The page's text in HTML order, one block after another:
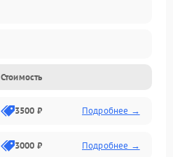
Стоимость
3500 ₽ Подробнее →
3000 ₽ Подробнее →